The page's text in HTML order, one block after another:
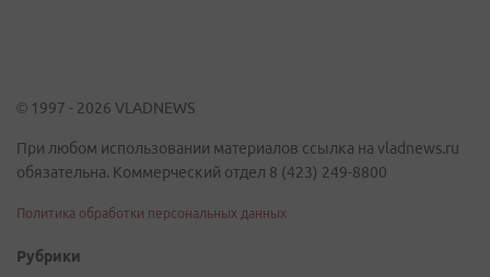
© 1997 - 2026 VLADNEWS
При любом использовании материалов ссылка на vladnews.ru
обязательна. Коммерческий отдел 8 (423) 249-8800
Политика обработки персональных данных
Рубрики